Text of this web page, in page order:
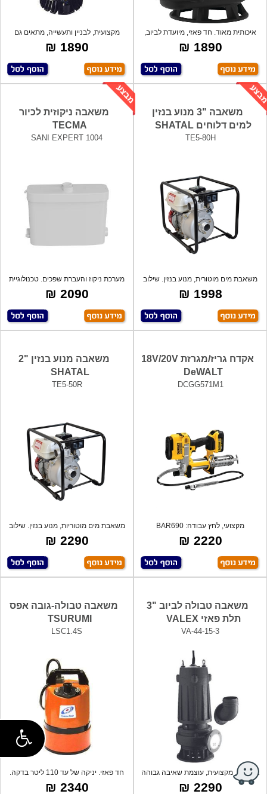
איכותית מאוד. חד פאזי, מיועדת לביוב,
בוץ
1890 ₪
מקצועית, לבניין ותעשייה, מתאים גם
למים ע
1890 ₪
משאבה "3 מנוע בנזין
למים דלוחים SHATAL
TE5-80H
משאבת מים מוטורית, מנוע בנזין. שילוב
של
1998 ₪
משאבה ניקוזית לכיור
TECMA
SANI EXPERT 1004
מערכת ניקוז והעברת שפכים. טכנולוגיית
mac
2090 ₪
אקדח גריז/מגרזת 18V/20V
DeWALT
DCGG571M1
מקצועי, לחץ עבודה: BAR690
PSI10,000. כול
2220 ₪
משאבה מנוע בנזין "2
SHATAL
TE5-50R
משאבת מים מוטוריות, מנוע בנזין. שילוב
ש
2290 ₪
משאבה טבולה לביוב "3
תלת פאזי VALEX
VA-44-15-3
איכותית, מקצועית, עוצמת שאיבה גבוהה
במיו
2290 ₪
משאבה טבולה-גובה אפס
TSURUMI
LSC1.4S
חד פאזי. יניקה של עד 110 ליטר בדקה.
גובה
2340 ₪